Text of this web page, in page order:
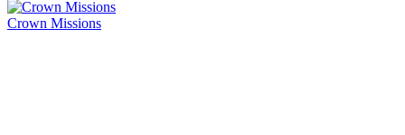
Crown Missions